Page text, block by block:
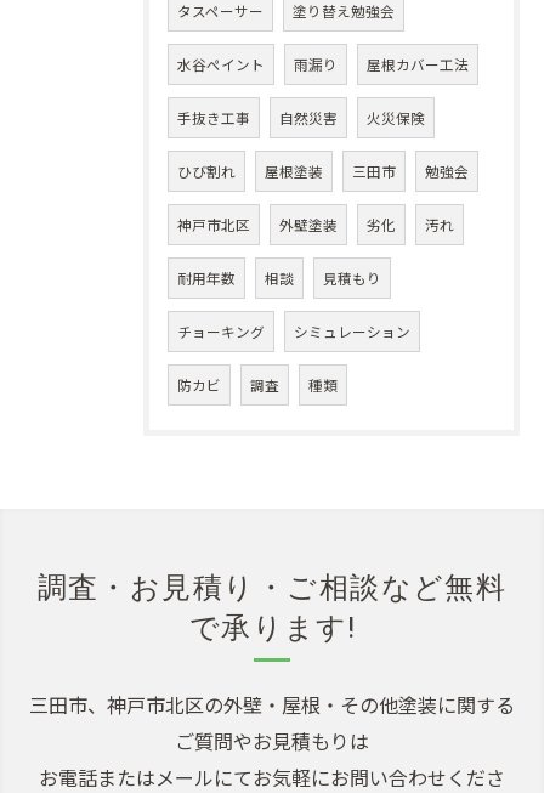
タスペーサー 塗り替え勉強会
水谷ペイント 雨漏り 屋根カバー工法
手抜き工事 自然災害 火災保険
ひび割れ 屋根塗装 三田市 勉強会
神戸市北区 外壁塗装 劣化 汚れ
耐用年数 相談 見積もり
チョーキング シミュレーション
防カビ 調査 種類
調査・お見積り・ご相談など無料
で承ります!
三田市、神戸市北区の外壁・屋根・その他塗装に関する
ご質問やお見積もりは
お電話またはメールにてお気軽にお問い合わせくださ